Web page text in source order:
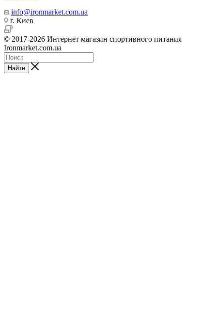
info@ironmarket.com.ua
г. Киев
© 2017-2026 Интернет магазин спортивного питания
Ironmarket.com.ua
Найти